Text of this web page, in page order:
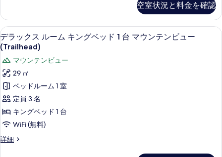
の
写
真
を
表
示
す
る
ン
ベ
ッ
ド
2
台
マ
ウ
ン
テ
ン
ム
ル
ー
ム
ク
イ
ー
ン
ベ
ッ
2
台
ウ
空室状況と料金を確認
デ
ラ
ッ
ク
ス
ル
ー
ム
キ
デラックス ルーム キングベッド 1 台
8
デラックス ルーム キングベッド 1 台 マウンテンビュー
(Trailhead)
マウンテンビュー
29 ㎡
ベッドルーム 1 室
定員 3 名
キングベッド 1 台
WiFi (無料)
詳細
デ